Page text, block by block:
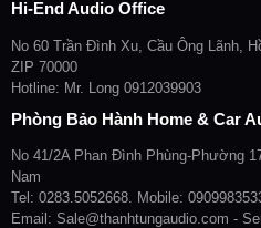
Hi-End Audio Office
No 60 Trần Đình Xu, Cầu Ông Lãnh,
ZIP 70000
Hotline: Mr. Long 0912039903
Phòng Bảo Hành Home & Car
No 41/2A Phan Đình Phùng-Phường
Nam
Tel: 0283.5052668. Mobile:
Email: Sale@thanhtungaudio.com -